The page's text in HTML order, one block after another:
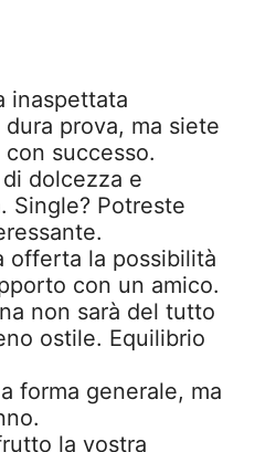
inaspettata
prova, ma siete
successo.
dolcezza e
Single? Potreste
offerta la possibilità
con un amico.
non sarà del tutto
ostile. Equilibrio
forma generale, ma
la vostra